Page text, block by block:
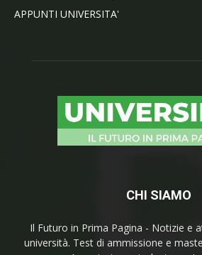
APPUNTI UNIVERSITA'
CHI SIAMO
Il Futuro in Prima Pagina - Notizie e
università. Test di ammissione e